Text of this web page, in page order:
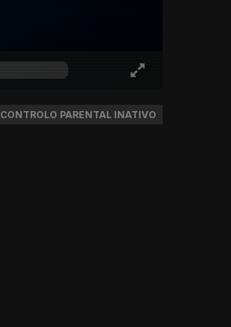
CONTROLO PARENTAL INATIVO